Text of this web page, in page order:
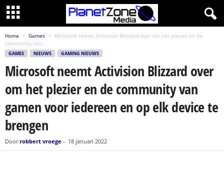
Home Games
Microsoft neemt Activision Blizzard over om het plezier en de
community van...
GAMES NIEUWS GAMING NIEUWS
Microsoft neemt Activision Blizzard over
om het plezier en de community van
gamen voor iedereen en op elk device te
brengen
Door robbert vroege - 18 januari 2022